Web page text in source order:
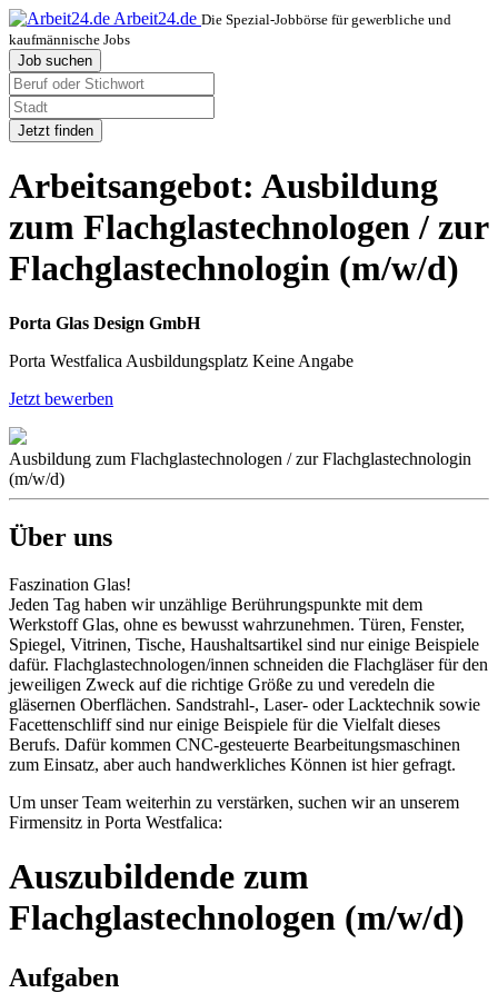
Arbeit24.de Die Spezial-Jobbörse für gewerbliche und
kaufmännische Jobs
Job suchen
Jetzt finden
Arbeitsangebot: Ausbildung
zum Flachglastechnologen / zur
Flachglastechnologin (m/w/d)
Porta Glas Design GmbH
Porta Westfalica Ausbildungsplatz Keine Angabe
Jetzt bewerben
Ausbildung zum Flachglastechnologen / zur Flachglastechnologin
(m/w/d)
Über uns
Faszination Glas!
Jeden Tag haben wir unzählige Berührungspunkte mit dem
Werkstoff Glas, ohne es bewusst wahrzunehmen. Türen, Fenster,
Spiegel, Vitrinen, Tische, Haushaltsartikel sind nur einige Beispiele
dafür. Flachglastechnologen/innen schneiden die Flachgläser für den
jeweiligen Zweck auf die richtige Größe zu und veredeln die
gläsernen Oberflächen. Sandstrahl-, Laser- oder Lacktechnik sowie
Facettenschliff sind nur einige Beispiele für die Vielfalt dieses
Berufs. Dafür kommen CNC-gesteuerte Bearbeitungsmaschinen
zum Einsatz, aber auch handwerkliches Können ist hier gefragt.
Um unser Team weiterhin zu verstärken, suchen wir an unserem
Firmensitz in Porta Westfalica:
Auszubildende zum
Flachglastechnologen (m/w/d)
Aufgaben